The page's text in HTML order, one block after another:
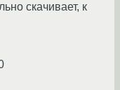
скачивает, к